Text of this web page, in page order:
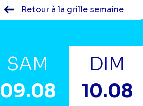
Retour à la grille semaine
SAM
09.08
DIM
10.08